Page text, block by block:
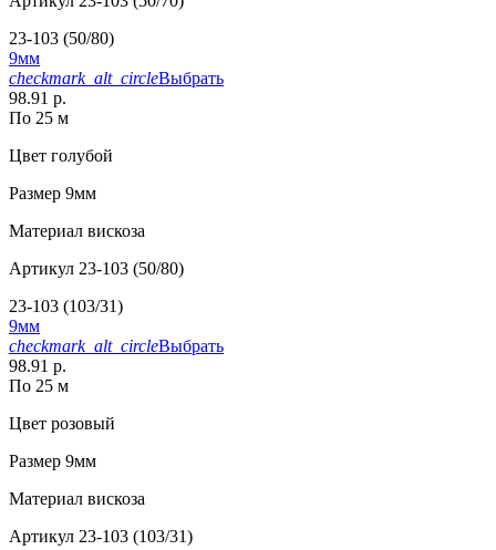
23-103 (50/80)
9мм
checkmark_alt_circleВыбрать
98.91 р.
По 25 м
Цвет голубой
Размер 9мм
Материал вискоза
Артикул 23-103 (50/80)
23-103 (103/31)
9мм
checkmark_alt_circleВыбрать
98.91 р.
По 25 м
Цвет розовый
Размер 9мм
Материал вискоза
Артикул 23-103 (103/31)